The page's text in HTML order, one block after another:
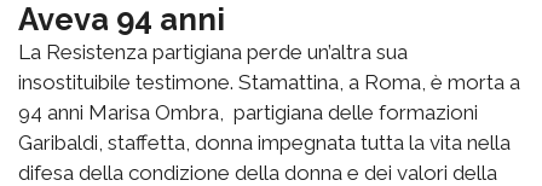
Aveva 94 anni
La Resistenza partigiana perde un’altra sua
insostituibile testimone. Stamattina, a Roma, è morta a
94 anni Marisa Ombra, partigiana delle formazioni
Garibaldi, staffetta, donna impegnata tutta la vita nella
difesa della condizione della donna e dei valori della